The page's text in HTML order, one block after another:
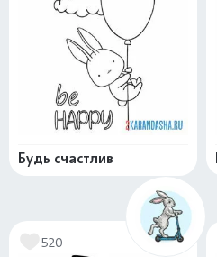
Будь счастлив
520